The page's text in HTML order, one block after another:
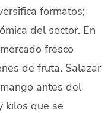
formatos;
del sector. En
fresco
de fruta. Salazar
antes del
kilos que se